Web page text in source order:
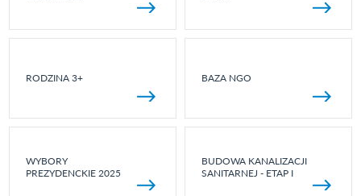
RODZINA 3+ BAZA NGO
WYBORY
PREZYDENCKIE 2025
BUDOWA KANALIZACJI
SANITARNEJ - ETAP I